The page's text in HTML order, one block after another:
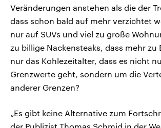
Veränderungen anstehen als die der
dass schon bald auf mehr verzichtet
nur auf SUVs und viel zu große
zu billige Nackensteaks, dass mehr zu
nur das Kohlezeitalter, dass es nicht
Grenzwerte geht, sondern um die
anderer Grenzen?
„Es gibt keine Alternative zum